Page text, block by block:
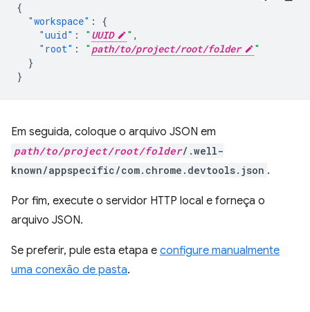
{
"workspace" :
{
"uuid" : " UUID " ,
"root" : " path/to/project/root/folder
"
}
}
Em seguida, coloque o arquivo JSON em
path/to/project/root/folder/.well-
known/appspecific/com.chrome.devtools.json .
Por fim, execute o servidor HTTP local e forneça o
arquivo JSON.
Se preferir, pule esta etapa e configure manualmente
uma conexão de pasta.